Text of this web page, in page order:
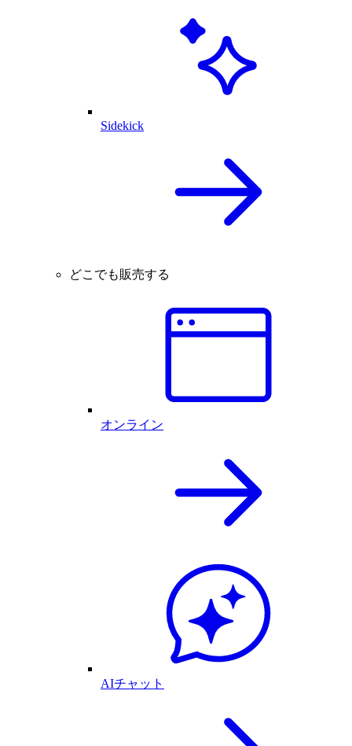
Sidekick
どこでも販売する
オンライン
AIチャット